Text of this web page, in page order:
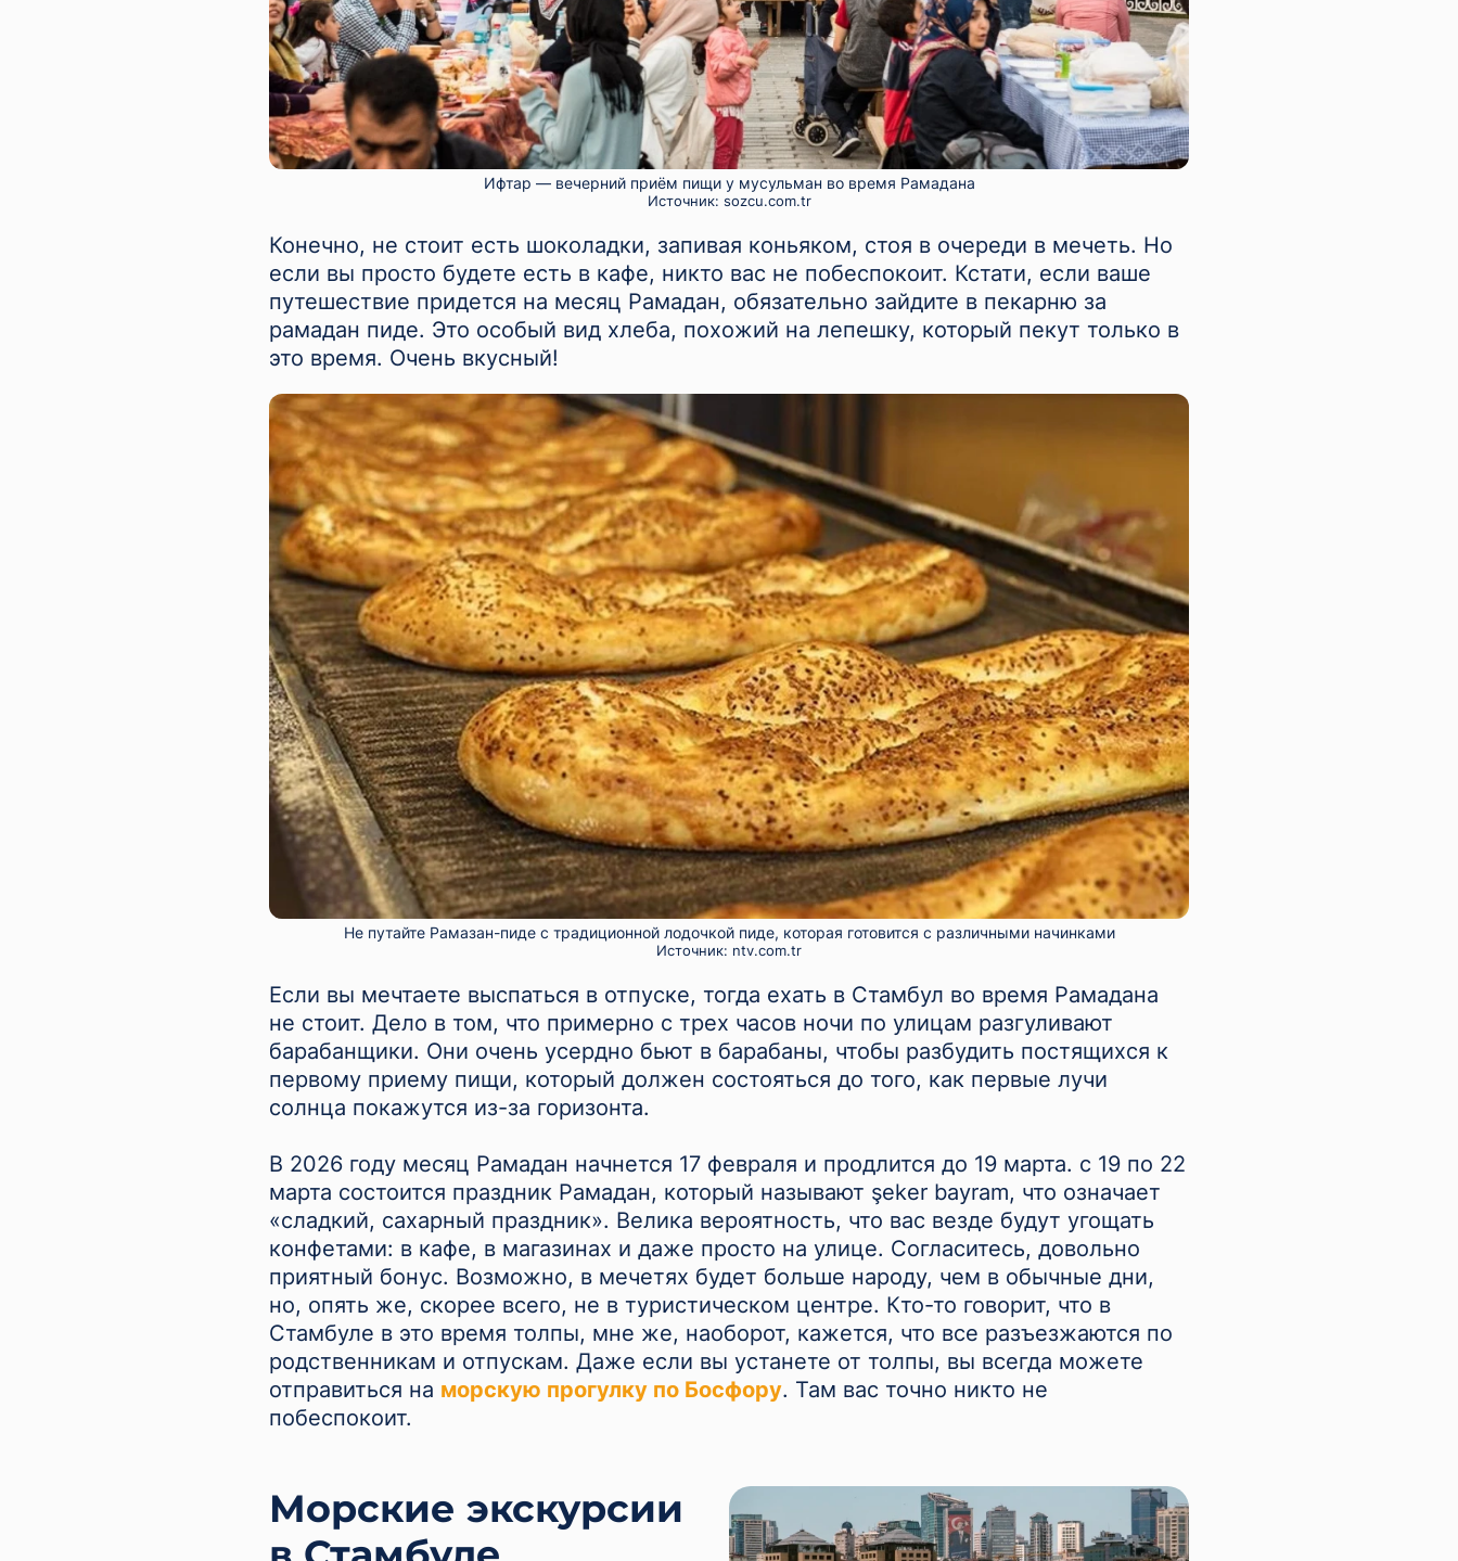
Ифтар — вечерний приём пищи у мусульман во время Рамадана
Источник: sozcu.com.tr
Конечно, не стоит есть шоколадки, запивая коньяком, стоя в очереди в мечеть. Но
если вы просто будете есть в кафе, никто вас не побеспокоит. Кстати, если ваше
путешествие придется на месяц Рамадан, обязательно зайдите в пекарню за
рамадан пиде. Это особый вид хлеба, похожий на лепешку, который пекут только в
это время. Очень вкусный!
Не путайте Рамазан-пиде с традиционной лодочкой пиде, которая готовится с различными начинками
Источник: ntv.com.tr
Если вы мечтаете выспаться в отпуске, тогда ехать в Стамбул во время Рамадана
не стоит. Дело в том, что примерно с трех часов ночи по улицам разгуливают
барабанщики. Они очень усердно бьют в барабаны, чтобы разбудить постящихся к
первому приему пищи, который должен состояться до того, как первые лучи
солнца покажутся из-за горизонта.
В 2026 году месяц Рамадан начнется 17 февраля и продлится до 19 марта. с 19 по 22
марта состоится праздник Рамадан, который называют şeker bayram, что означает
«сладкий, сахарный праздник». Велика вероятность, что вас везде будут угощать
конфетами: в кафе, в магазинах и даже просто на улице. Согласитесь, довольно
приятный бонус. Возможно, в мечетях будет больше народу, чем в обычные дни,
но, опять же, скорее всего, не в туристическом центре. Кто-то говорит, что в
Стамбуле в это время толпы, мне же, наоборот, кажется, что все разъезжаются по
родственникам и отпускам. Даже если вы устанете от толпы, вы всегда можете
отправиться на морскую прогулку по Босфору. Там вас точно никто не
побеспокоит.
Морские экскурсии